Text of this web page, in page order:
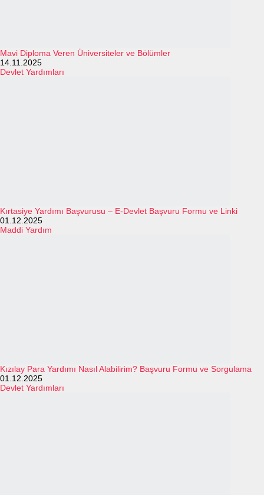
Mavi Diploma Veren Üniversiteler ve Bölümler
14.11.2025
Devlet Yardımları
Kırtasiye Yardımı Başvurusu – E-Devlet Başvuru Formu ve Linki
01.12.2025
Maddi Yardım
Kızılay Para Yardımı Nasıl Alabilirim? Başvuru Formu ve Sorgulama
01.12.2025
Devlet Yardımları